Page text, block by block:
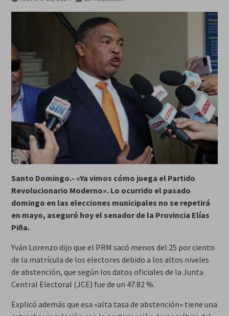
Santo Domingo.- «Ya vimos cómo juega el Partido
Revolucionario Moderno». Lo ocurrido el pasado
domingo en las elecciones municipales no se repetirá
en mayo, aseguró hoy el senador de la Provincia Elías
Piña.
Yván Lorenzo dijo que el PRM sacó menos del 25 por ciento
de la matrícula de los electores debido a los altos niveles
de abstención, que según los datos oficiales de la Junta
Central Electoral (JCE) fue de un 47.82 %.
Explicó además que esa «alta tasa de abstención» tiene una